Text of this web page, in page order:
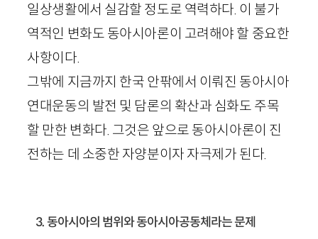
일상생활에서 실감할 정도로 역력하다. 이 불가
역적인 변화도 동아시아론이 고려해야 할 중요한
사항이다.
그밖에 지금까지 한국 안팎에서 이뤄진 동아시아
연대운동의 발전 및 담론의 확산과 심화도 주목
할 만한 변화다. 그것은 앞으로 동아시아론이 진
전하는 데 소중한 자양분이자 자극제가 된다.
3. 동아시아의 범위와 동아시아공동체라는 문제